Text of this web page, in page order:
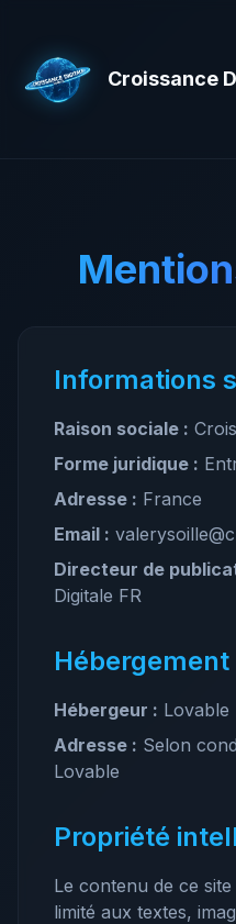
Croissance
Informations
Raison sociale :
Forme juridique :
Adresse : France
Email :
Directeur de
Digitale FR
Hébergement
Hébergeur : Lovable
Adresse : Selon
Lovable
Propriété
Le contenu de ce
limité aux textes,